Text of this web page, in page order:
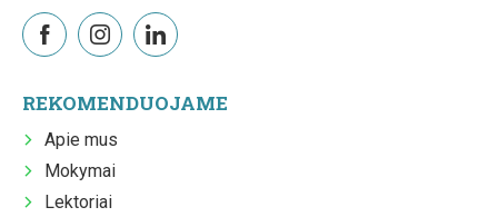
REKOMENDUOJAME
Apie mus
Mokymai
Lektoriai